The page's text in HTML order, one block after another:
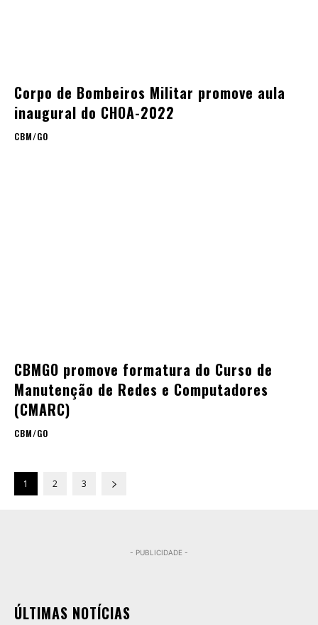
Corpo de Bombeiros Militar promove aula
inaugural do CHOA-2022
CBM/GO
CBMGO promove formatura do Curso de
Manutenção de Redes e Computadores
(CMARC)
CBM/GO
1 2 3
- PUBLICIDADE -
ÚLTIMAS NOTÍCIAS